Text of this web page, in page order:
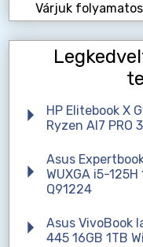
Várjuk
HP Elitebook X
Ryzen AI7 PRO
Asus
WUXGA i5-
Q91224
Asus VivoBook
445 16GB 1TB